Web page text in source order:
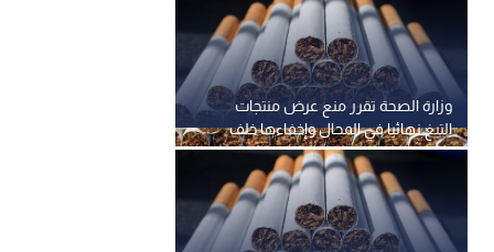
وزارة الصحة تقرر منع عرض منتجات
التبغ نهائيا في المحال وإخفاءها خلف
ستار أسود